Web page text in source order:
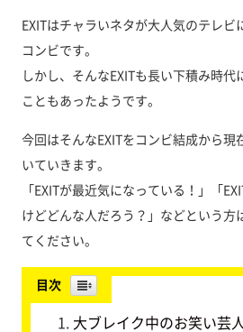
EXITはチャラいネタが大人気のテレビ
コンビです。
しかし、そんなEXITも長い下積み時代
こともあったようです。
今回はそんなEXITをコンビ結成から現
いていきます。
「EXITが最近気になっている！」「
けどどんな人だろう？」などという方
てください。
目次
大ブレイク中のお笑い芸